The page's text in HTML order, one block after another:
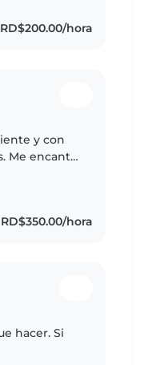
RD$200.00/hora
y con
Me encanta
RD$350.00/hora
hacer. Si